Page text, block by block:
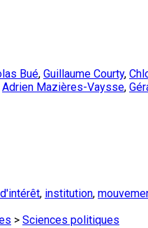
Bué, Guillaume Courty,
Adrien Mazières-Vaysse,
, institution,
> Sciences politiques